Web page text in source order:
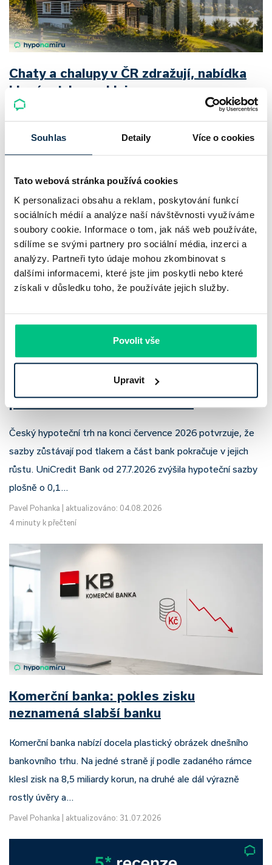
Souhlas Detaily Více o cookies
Tato webová stránka používá cookies
K personalizaci obsahu a reklam, poskytování funkcí
sociálních médií a analýze naší návštěvnosti využíváme
soubory cookie. Informace o tom, jak náš web používáte,
sdílíme se svými partnery pro sociální média, inzerci a
analýzy. Partneři tyto údaje mohou zkombinovat s
dalšími informacemi, které jste jim poskytli nebo které
získali v důsledku toho, že používáte jejich služby.
Povolit vše
Upravit
Chaty a chalupy v ČR zdražují, nabídka
klesá a trh zrychluje
Český trh rekreačních nemovitostí letos ukazuje nečekanou
odolnost. Chaty a chalupy podle čerstvých dat za poslední
2 roky zdražily o 21,8 %, zároveň ale výrazně ubylo nabídek
a prodejní tempo…
Pavel Pohanka| aktualizováno: 04.08.2026
UniCredit Bank od 27.7.2026 zdražuje
hypotéky, zatímco Raiffeisenbank
prodloužila slevu do 6.9.2026
Český hypoteční trh na konci července 2026 potvrzuje, že
sazby zůstávají pod tlakem a část bank pokračuje v jejich
růstu. UniCredit Bank od 27.7.2026 zvýšila hypoteční sazby
plošně o 0,1…
Pavel Pohanka
aktualizováno: 04.08.2026
4 minuty k přečtení
Komerční banka: pokles zisku
neznamená slabší banku
Komerční banka nabízí docela plastický obrázek dnešního
bankovního trhu. Na jedné straně jí podle zadaného rámce
klesl zisk na 8,5 miliardy korun, na druhé ale dál výrazně
rostly úvěry a…
Pavel Pohanka aktualizováno: 31.07.2026